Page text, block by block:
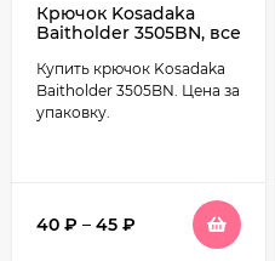
Крючок Kosadaka
Baitholder 3505BN, все
Купить крючок Kosadaka
Baitholder 3505BN. Цена за
упаковку.
40 ₽ – 45 ₽